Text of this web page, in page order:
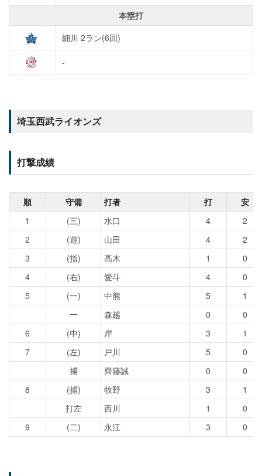
本塁打
細川 2ラン(6回)
-
埼玉西武ライオンズ
打撃成績
順 守備 打者 打
安
1
(三) 水口 4
2
2
(遊) 山田 4
2
3
(指) 高木 1
0
4
(右) 愛斗 4
0
5
(一) 中熊 5
1
一
森越 0
0
6
(中) 岸 3
1
7
(左) 戸川 5
0
捕
齊藤誠 0
0
8
(捕) 牧野 3
1
打左
西川 1
0
9
(二) 永江 3 0